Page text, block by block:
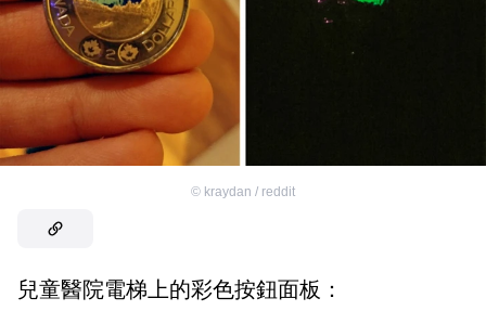
© kraydan / reddit
兒童醫院電梯上的彩色按鈕面板：